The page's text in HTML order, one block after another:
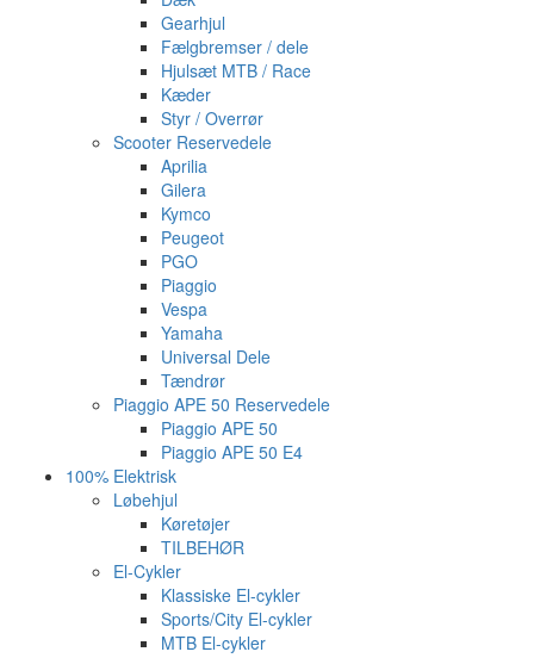
Gearhjul
Fælgbremser / dele
Hjulsæt MTB / Race
Kæder
Styr / Overrør
Scooter Reservedele
Aprilia
Gilera
Kymco
Peugeot
PGO
Piaggio
Vespa
Yamaha
Universal Dele
Tændrør
Piaggio APE 50 Reservedele
Piaggio APE 50
Piaggio APE 50 E4
100% Elektrisk
Løbehjul
Køretøjer
TILBEHØR
El-Cykler
Klassiske El-cykler
Sports/City El-cykler
MTB El-cykler